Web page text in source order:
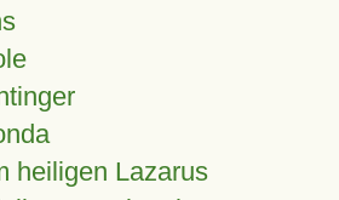
heiligen Lazarus